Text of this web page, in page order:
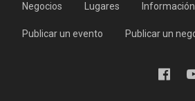
Negocios Lugares Información
Publicar un evento Publicar un